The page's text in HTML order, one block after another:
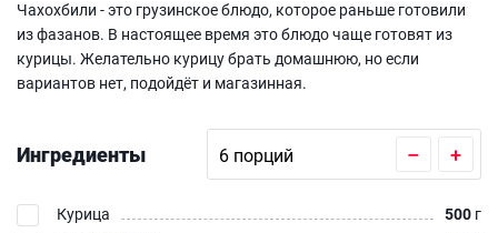
Чахохбили - это грузинское блюдо, которое раньше готовили
из фазанов. В настоящее время это блюдо чаще готовят из
курицы. Желательно курицу брать домашнюю, но если
вариантов нет, подойдёт и магазинная.
Ингредиенты – +
Курица 500 г